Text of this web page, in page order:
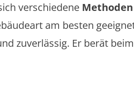
verschiedene
am besten
zuverlässig. Er berät beim